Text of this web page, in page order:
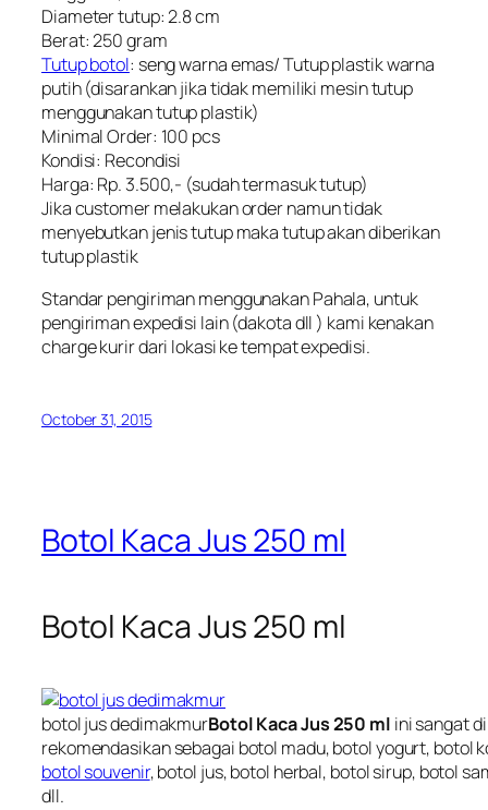
Diameter tutup: 2.8 cm
Berat: 250 gram
Tutup botol: seng warna emas/ Tutup plastik warna
putih (disarankan jika tidak memiliki mesin tutup
menggunakan tutup plastik)
Minimal Order: 100 pcs
Kondisi: Recondisi
Harga: Rp. 3.500,- (sudah termasuk tutup)
Jika customer melakukan order namun tidak
menyebutkan jenis tutup maka tutup akan diberikan
tutup plastik
Standar pengiriman menggunakan Pahala, untuk
pengiriman expedisi lain (dakota dll ) kami kenakan
charge kurir dari lokasi ke tempat expedisi.
October 31, 2015
Botol Kaca Jus 250 ml
Botol Kaca Jus 250 ml
botol jus dedimakmurBotol Kaca Jus 250 ml ini sangat di
rekomendasikan sebagai botol madu, botol yogurt, botol
botol souvenir,botol jus, botol herbal, botol sirup, botol
dll.